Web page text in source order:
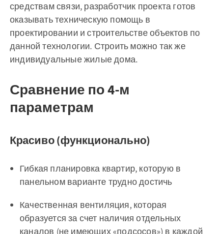
средствам связи, разработчик проекта готов
оказывать техническую помощь в
проектировании и строительстве объектов по
данной технологии. Строить можно так же
индивидуальные жилые дома.
Сравнение по 4-м
параметрам
Красиво (функционально)
Гибкая планировка квартир, которую в
панельном варианте трудно достичь
Качественная вентиляция, которая
образуется за счет наличия отдельных
каналов (не имеющих «подсосов») в каждой